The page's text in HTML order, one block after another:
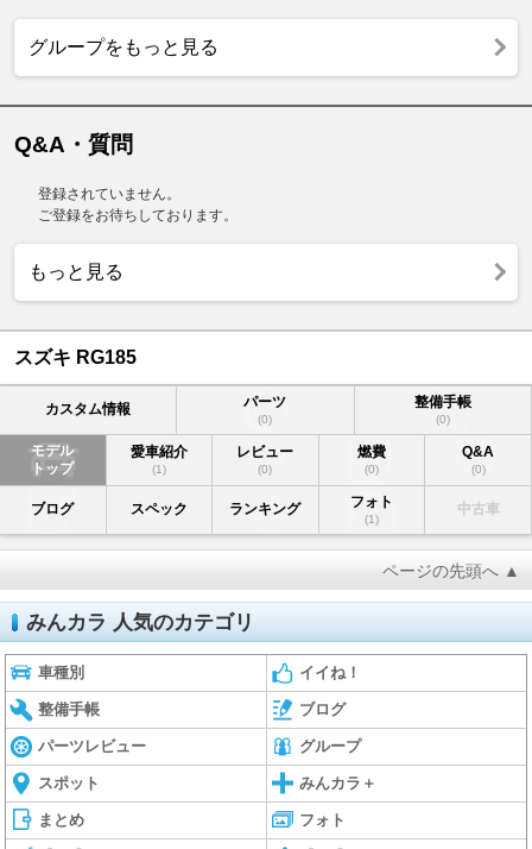
グループをもっと見る
Q&A・質問
登録されていません。
ご登録をお待ちしております。
もっと見る
スズキ RG185
カスタム情報 パーツ
(0)
整備手帳
(0)
モデル
トップ
愛車紹介
(1)
レビュー
(0)
燃費
(0)
Q&A
(0)
ブログ スペック ランキング フォト
(1)
中古車
ページの先頭へ ▲
みんカラ 人気のカテゴリ
車種別 イイね！
整備手帳 ブログ
パーツレビュー グループ
スポット みんカラ＋
まとめ フォト